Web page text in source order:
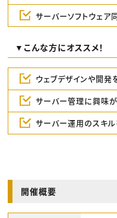
サーバーソフトウェア
▼こんな方にオススメ！
ウェブデザインや開発
サーバー管理に興味
サーバー運用のスキ
開催概要